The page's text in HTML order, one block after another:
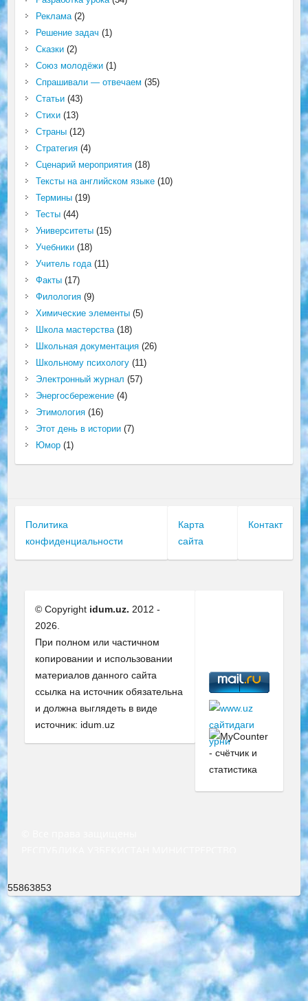
Реклама(2)
Решение задач (1)
Сказки(2)
Союз молодёжи(1)
Спрашивали — отвечаем (35)
Статьи(43)
Стихи(13)
Страны(12)
Стратегия(4)
Сценарий мероприятия(18)
Тексты на английском языке(10)
Термины(19)
Тесты(44)
Университеты(15)
Учебники(18)
Учитель года(11)
Факты(17)
Филология(9)
Химические элементы(5)
Школа мастерства(18)
Школьная документация(26)
Школьному психологу(11)
Электронный журнал (57)
Энергосбережение(4)
Этимология(16)
Этот день в истории(7)
Юмор(1)
Политика
конфиденциальности
Карта
сайта
Контакт
© Copyright idum.uz. 2012 -
2026.
При полном или частичном
копировании и использовании
материалов данного сайта
ссылка на источник обязательна
и должна выглядеть в виде
источник: idum.uz
55863853